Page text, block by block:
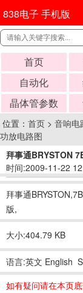
838电子 手机版
首页
自动化
晶体管参数
位置： 首页 > 音响电
功放电路图
拜事通BRYSTON
时间:2009-11-22
拜事通
版,
大小:404.79 KB
语言:英文 English
如有疑问请在本页